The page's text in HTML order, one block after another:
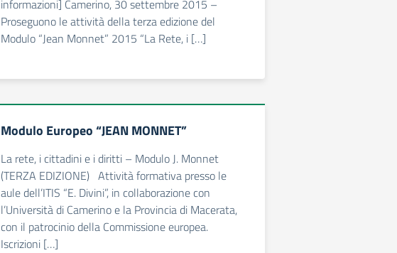
informazioni] Camerino, 30 settembre 2015 –
Proseguono le attività della terza edizione del
Modulo “Jean Monnet” 2015 “La Rete, i […]
Modulo Europeo “JEAN MONNET”
La rete, i cittadini e i diritti – Modulo J. Monnet
(TERZA EDIZIONE) Attività formativa presso le
aule dell’ITIS “E. Divini”, in collaborazione con
l’Università di Camerino e la Provincia di Macerata,
con il patrocinio della Commissione europea.
Iscrizioni […]